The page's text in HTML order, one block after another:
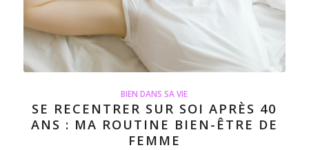
BIEN DANS SA VIE
SE RECENTRER SUR SOI APRÈS 40
ANS : MA ROUTINE BIEN-ÊTRE DE
FEMME